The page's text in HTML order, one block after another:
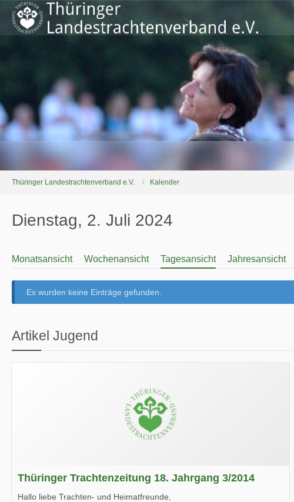
Thüringer Landestrachtenverband e.V. Kalender
Dienstag, 2. Juli 2024
Monatsansicht Wochenansicht Tagesansicht Jahresansicht
Es wurden keine Einträge gefunden.
Artikel Jugend
Thüringer Trachtenzeitung 18. Jahrgang 3/2014
Hallo liebe Trachten- und Heimatfreunde,